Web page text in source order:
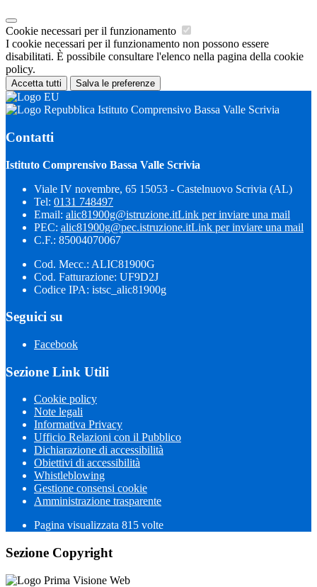
Cookie necessari per il funzionamento
I cookie necessari per il funzionamento non possono essere
disabilitati. È possibile consultare l'elenco nella pagina della cookie
policy.
Accetta tutti Salva le preferenze
Istituto Comprensivo Bassa Valle Scrivia
Contatti
Istituto Comprensivo Bassa Valle Scrivia
Viale IV novembre, 65 15053 - Castelnuovo Scrivia (AL)
Tel: 0131 748497
Email: alic81900g@istruzione.itLink per inviare una mail
PEC: alic81900g@pec.istruzione.itLink per inviare una mail
C.F.: 85004070067
Cod. Mecc.: ALIC81900G
Cod. Fatturazione: UF9D2J
Codice IPA: istsc_alic81900g
Seguici su
Facebook
Sezione Link Utili
Cookie policy
Note legali
Informativa Privacy
Ufficio Relazioni con il Pubblico
Dichiarazione di accessibilità
Obiettivi di accessibilità
Whistleblowing
Gestione consensi cookie
Amministrazione trasparente
Pagina visualizzata 815 volte
Sezione Copyright